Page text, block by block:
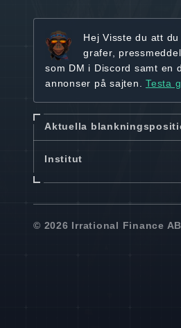
Hej Visste du att
grafer,
som DM i Discord samt en
annonser på sajten. Testa
Aktuella
Institut
© 2026 Irrational Finance